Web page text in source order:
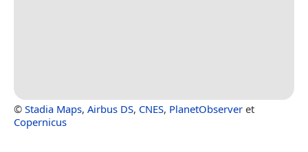
© Stadia Maps, Airbus DS, CNES, PlanetObserver et
Copernicus